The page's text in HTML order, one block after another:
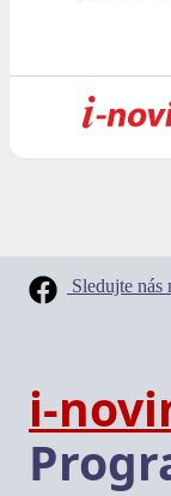
Sledujte nás
i-